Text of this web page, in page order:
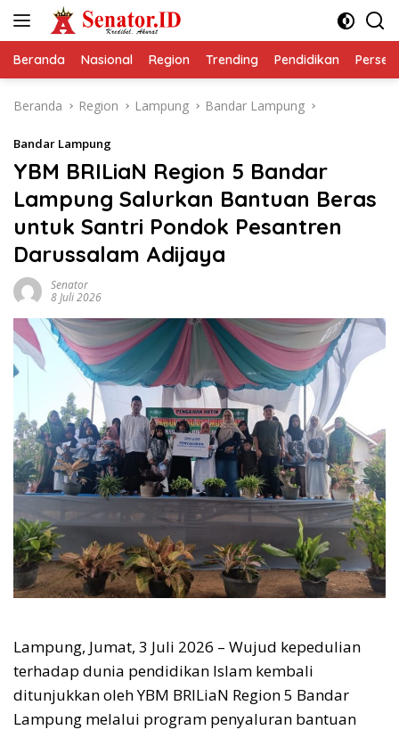
Beranda Nasional Region Trending Pendidikan
Beranda Region Lampung Bandar Lampung
Bandar Lampung
YBM BRILiaN Region 5 Bandar
Lampung Salurkan Bantuan Beras
untuk Santri Pondok Pesantren
Darussalam Adijaya
Senator
8 Juli 2026
Lampung, Jumat, 3 Juli 2026 – Wujud kepedulian
terhadap dunia pendidikan Islam kembali
ditunjukkan oleh YBM BRILiaN Region 5 Bandar
Lampung melalui program penyaluran bantuan